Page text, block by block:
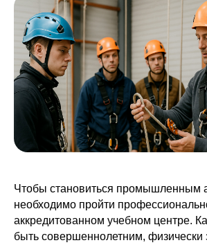
Чтобы становиться промышленным
необходимо пройти
аккредитованном учебном центре.
быть совершеннолетним,
Сохранение объекта в
чистоте,больше не ваша
головная боль, свяжитесь
с нами!
Мы снимаем с вас всю
так как у нас есть все необходимые
разрешения
+7